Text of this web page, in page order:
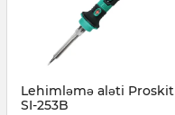
Lehimləmə aləti Proskit
SI-253B